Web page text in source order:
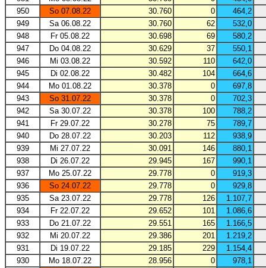
950
So 07.08.22 30.760 0
464,2
949
Sa 06.08.22 30.760 62
532,0
948
Fr 05.08.22 30.698 69
580,2
947
Do 04.08.22 30.629 37
550,1
946
Mi 03.08.22 30.592 110
642,0
945
Di 02.08.22 30.482 104
664,6
944
Mo 01.08.22 30.378 0
697,8
943
So 31.07.22 30.378 0
702,3
942
Sa 30.07.22 30.378 100
788,2
941
Fr 29.07.22 30.278 75
789,7
940
Do 28.07.22 30.203 112
938,9
939
Mi 27.07.22 30.091 146
880,1
938
Di 26.07.22 29.945 167
990,1
937
Mo 25.07.22 29.778 0
919,3
936
So 24.07.22 29.778 0
929,8
935
Sa 23.07.22 29.778 126
1.107,7
934
Fr 22.07.22 29.652 101
1.086,6
933
Do 21.07.22 29.551 165
1.166,5
932
Mi 20.07.22 29.386 201
1.219,2
931
Di 19.07.22 29.185 229
1.154,4
930
Mo 18.07.22 28.956 0
978,1